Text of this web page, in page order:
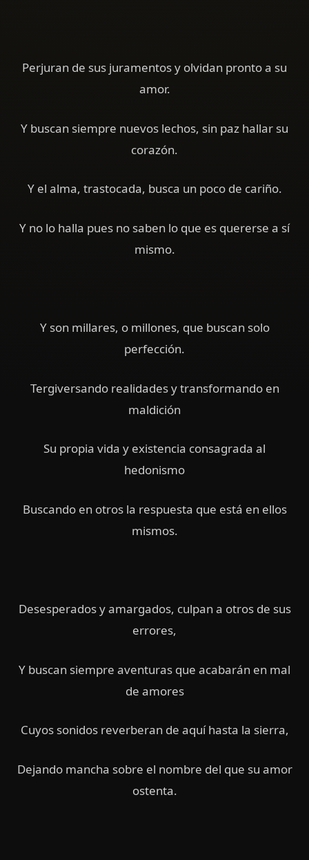
Perjuran de sus juramentos y olvidan pronto a su
amor.
Y buscan siempre nuevos lechos, sin paz hallar su
corazón.
Y el alma, trastocada, busca un poco de cariño.
Y no lo halla pues no saben lo que es quererse a sí
mismo.
Y son millares, o millones, que buscan solo
perfección.
Tergiversando realidades y transformando en
maldición
Su propia vida y existencia consagrada al
hedonismo
Buscando en otros la respuesta que está en ellos
mismos.
Desesperados y amargados, culpan a otros de sus
errores,
Y buscan siempre aventuras que acabarán en mal
de amores
Cuyos sonidos reverberan de aquí hasta la sierra,
Dejando mancha sobre el nombre del que su amor
ostenta.